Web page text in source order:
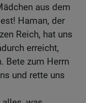
aus dem
Haman, der
Reich, hat uns
erreicht,
Bete zum Herrn
und rette uns